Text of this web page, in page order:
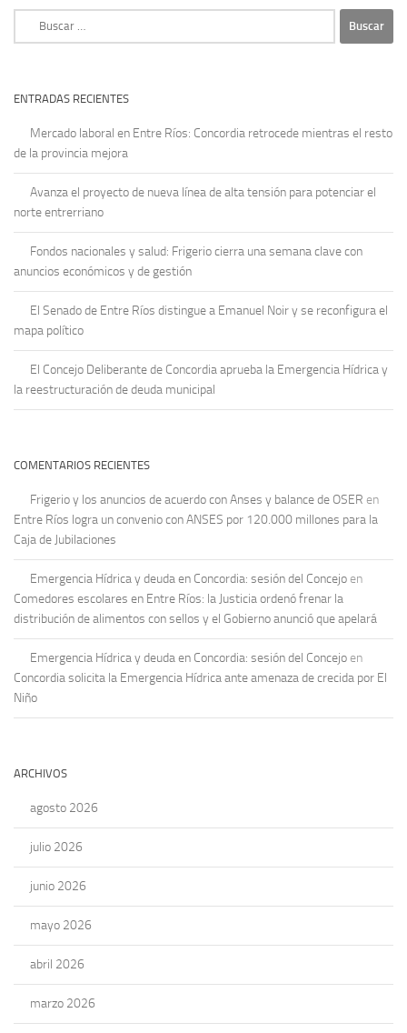
ENTRADAS RECIENTES
Mercado laboral en Entre Ríos: Concordia retrocede mientras el resto
de la provincia mejora
Avanza el proyecto de nueva línea de alta tensión para potenciar el
norte entrerriano
Fondos nacionales y salud: Frigerio cierra una semana clave con
anuncios económicos y de gestión
El Senado de Entre Ríos distingue a Emanuel Noir y se reconfigura el
mapa político
El Concejo Deliberante de Concordia aprueba la Emergencia Hídrica y
la reestructuración de deuda municipal
COMENTARIOS RECIENTES
Frigerio y los anuncios de acuerdo con Anses y balance de OSER en
Entre Ríos logra un convenio con ANSES por 120.000 millones para la
Caja de Jubilaciones
Emergencia Hídrica y deuda en Concordia: sesión del Concejo en
Comedores escolares en Entre Ríos: la Justicia ordenó frenar la
distribución de alimentos con sellos y el Gobierno anunció que apelará
Emergencia Hídrica y deuda en Concordia: sesión del Concejo en
Concordia solicita la Emergencia Hídrica ante amenaza de crecida por El
Niño
ARCHIVOS
agosto 2026
julio 2026
junio 2026
mayo 2026
abril 2026
marzo 2026